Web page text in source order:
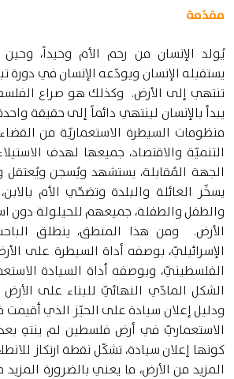
مقدّمة
يُولد الإنسان من رحم الأم وحيداً،
يستقبله الإنسان ويودّعه الإنسان في دورة
تنتهي إلى الأرض. وكذلك هو صراع
يبدأ بالإنسان لينتهي دائماً إلى حقيقة
منظومات السيطرة الاستعماريّة من
التنميّة والاقتصاد، جميعها لهدف
الجهة المُقابلة، يستشهد ويُسجن ويُعتقل
يسخّر العائلة والبلدة وتضحّي الأم
والطفل والطفلة، جميعهم للحيلولة دون
الأرض. ومن هذا المنطق، ينطلق
الإسرائيليّ، بوصفه أداة السيطرة على
الفلسطينيّ، وبوصفه أداة السيادة
الشكل المادّي النهائيّ للبناء على
ودليل إعلان سيادة على الحيّز الذي أقيمت
الاستعماريّ في أرض فلسطين لم ينتهِ
كونها إعلان سيادة، تشكّل نقطة ارتكاز
المزيد من الأرض، ما يعني بالضرورة المزيد